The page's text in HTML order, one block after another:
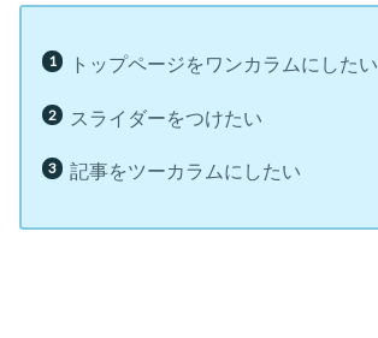
トップページをワンカラムにしたい
スライダーをつけたい
記事をツーカラムにしたい